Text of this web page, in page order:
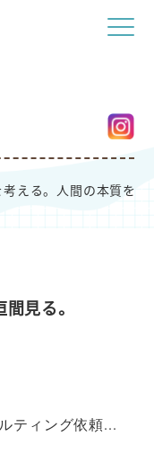
考える。人間の本質を垣
見る。
ティング依頼...